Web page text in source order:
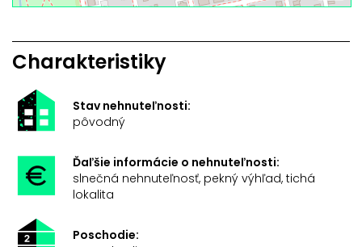
Charakteristiky
Stav nehnuteľnosti:
pôvodný
Ďaľšie informácie o nehnuteľnosti:
slnečná nehnuteľnosť, pekný výhľad, tichá
lokalita
Poschodie: